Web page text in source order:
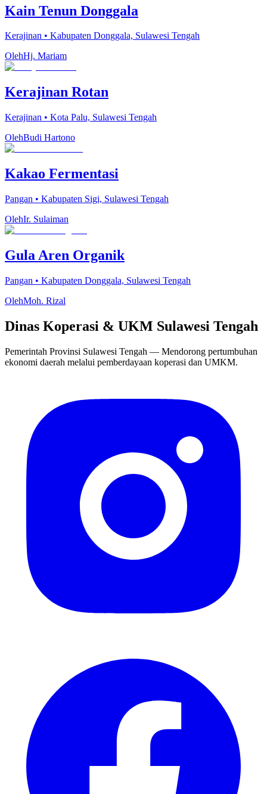
Kain Tenun Donggala
Kerajinan • Kabupaten Donggala, Sulawesi Tengah
OlehHj. Mariam
Kerajinan Rotan
Kerajinan • Kota Palu, Sulawesi Tengah
OlehBudi Hartono
Kakao Fermentasi
Pangan • Kabupaten Sigi, Sulawesi Tengah
OlehIr. Sulaiman
Gula Aren Organik
Pangan • Kabupaten Donggala, Sulawesi Tengah
OlehMoh. Rizal
Dinas Koperasi & UKM Sulawesi Tengah
Pemerintah Provinsi Sulawesi Tengah — Mendorong pertumbuhan
ekonomi daerah melalui pemberdayaan koperasi dan UMKM.